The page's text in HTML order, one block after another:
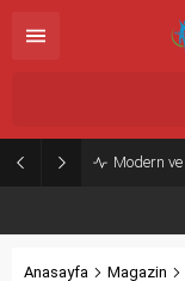
Anasayfa Magazin